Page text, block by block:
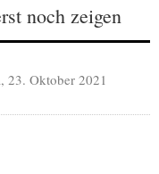
noch zeigen
23. Oktober 2021